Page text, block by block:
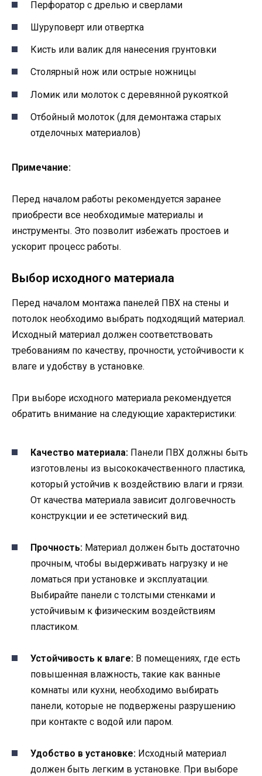
Перфоратор с дрелью и сверлами
Шуруповерт или отвертка
Кисть или валик для нанесения грунтовки
Столярный нож или острые ножницы
Ломик или молоток с деревянной рукояткой
Отбойный молоток (для демонтажа старых
отделочных материалов)
Примечание:
Перед началом работы рекомендуется заранее
приобрести все необходимые материалы и
инструменты. Это позволит избежать простоев и
ускорит процесс работы.
Выбор исходного материала
Перед началом монтажа панелей ПВХ на стены и
потолок необходимо выбрать подходящий материал.
Исходный материал должен соответствовать
требованиям по качеству, прочности, устойчивости к
влаге и удобству в установке.
При выборе исходного материала рекомендуется
обратить внимание на следующие характеристики:
Качество материала: Панели ПВХ должны быть
изготовлены из высококачественного пластика,
который устойчив к воздействию влаги и грязи.
От качества материала зависит долговечность
конструкции и ее эстетический вид.
Прочность: Материал должен быть достаточно
прочным, чтобы выдерживать нагрузку и не
ломаться при установке и эксплуатации.
Выбирайте панели с толстыми стенками и
устойчивым к физическим воздействиям
пластиком.
Устойчивость к влаге: В помещениях, где есть
повышенная влажность, такие как ванные
комнаты или кухни, необходимо выбирать
панели, которые не подвержены разрушению
при контакте с водой или паром.
Удобство в установке: Исходный материал
должен быть легким в установке. При выборе